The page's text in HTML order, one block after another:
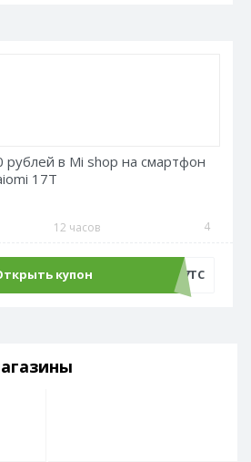
рублей в Mi shop на смартфон
17T
12 часов 4
купон AT17TC